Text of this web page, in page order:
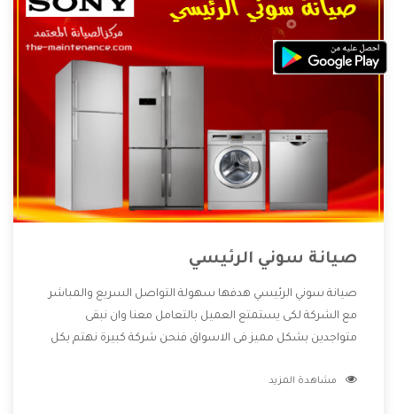
صيانة سوني الرئيسي
صيانة سوني الرئيسي هدفها سهولة التواصل السريع والمباشر
مع الشركة لكى يستمتع العميل بالتعامل معنا وان نبقى
متواجدين بشكل مميز فى الاسواق فنحن شركة كبيرة نهتم بكل
الشركة بها والتى تكون منها خدمة الصيانة التى تكون من أهم
مشاهدة المزيد